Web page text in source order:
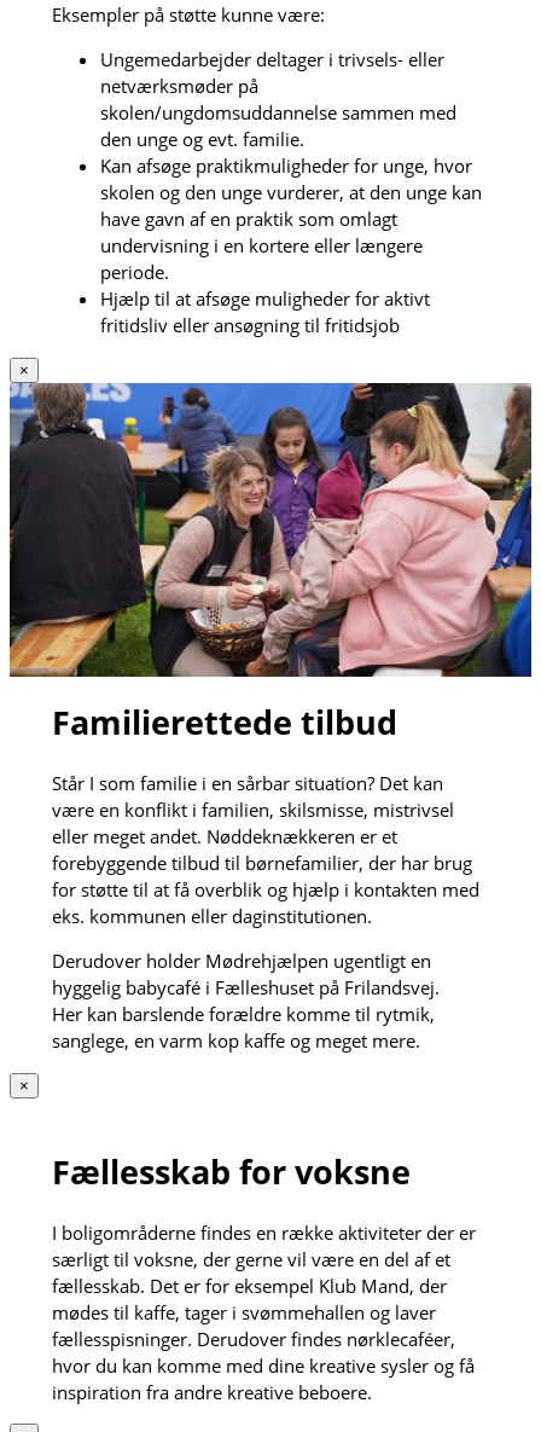
Eksempler på støtte kunne være:
Ungemedarbejder deltager i trivsels- eller
netværksmøder på
skolen/ungdomsuddannelse sammen med
den unge og evt. familie.
Kan afsøge praktikmuligheder for unge, hvor
skolen og den unge vurderer, at den unge kan
have gavn af en praktik som omlagt
undervisning i en kortere eller længere
periode.
Hjælp til at afsøge muligheder for aktivt
fritidsliv eller ansøgning til fritidsjob
×
Familierettede tilbud
Står I som familie i en sårbar situation? Det kan
være en konflikt i familien, skilsmisse, mistrivsel
eller meget andet. Nøddeknækkeren er et
forebyggende tilbud til børnefamilier, der har brug
for støtte til at få overblik og hjælp i kontakten med
eks. kommunen eller daginstitutionen.
Derudover holder Mødrehjælpen ugentligt en
hyggelig babycafé i Fælleshuset på Frilandsvej.
Her kan barslende forældre komme til rytmik,
sanglege, en varm kop kaffe og meget mere.
×
Fællesskab for voksne
I boligområderne findes en række aktiviteter der er
særligt til voksne, der gerne vil være en del af et
fællesskab. Det er for eksempel Klub Mand, der
mødes til kaffe, tager i svømmehallen og laver
fællesspisninger. Derudover findes nørklecaféer,
hvor du kan komme med dine kreative sysler og få
inspiration fra andre kreative beboere.